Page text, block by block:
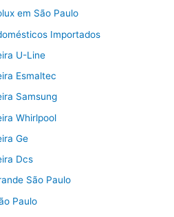
em São Paulo
Importados
U-Line
Esmaltec
Samsung
Whirlpool
Ge
Dcs
São Paulo
Paulo